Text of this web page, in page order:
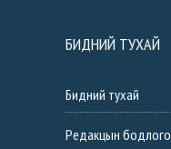
БИДНИЙ ТУХАЙ
Бидний тухай
Редакцын бодлого